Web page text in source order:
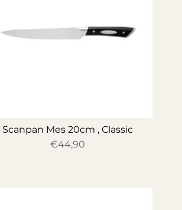
Scanpan Mes 20cm , Classic
€44,90